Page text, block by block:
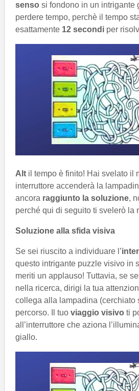
senso si fondono in un intrigante
perdere tempo, perchè il tempo
esattamente 12 secondi per
Alt il tempo è finito! Hai svelato il
interruttore accenderà la
ancora raggiunto la soluzione,
perché qui di seguito ti svelerò la
Soluzione alla sfida visiva
Se sei riuscito a individuare l’
questo intrigante puzzle visivo in
meriti un applauso! Tuttavia, se
nella ricerca, dirigi la tua
collega alla lampadina (cerchiato
percorso. Il tuo viaggio visivo ti
all’interruttore che aziona
giallo.